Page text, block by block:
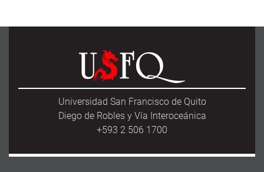
Universidad San Francisco de Quito
Diego de Robles y Vía Interoceánica
+593 2 506 1700